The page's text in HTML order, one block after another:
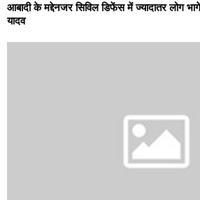
आबादी के मद्देनजर सिविल डिफेंस में ज्यादातर लोग
यादव